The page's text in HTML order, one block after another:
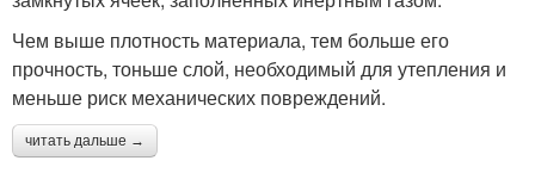
Чем выше плотность материала, тем больше его
прочность, тоньше слой, необходимый для утепления и
меньше риск механических повреждений.
читать дальше →